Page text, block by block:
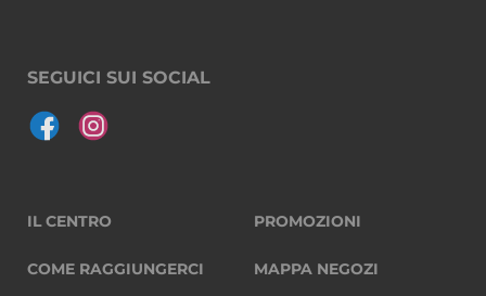
SEGUICI SUI SOCIAL
IL CENTRO
COME RAGGIUNGERCI
PROMOZIONI
MAPPA NEGOZI